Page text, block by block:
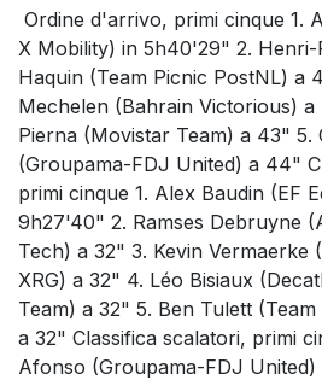
Ordine d'arrivo, primi cinque 1.
X Mobility) in 5h40'29" 2. Henri-
Haquin (Team Picnic PostNL) a
Mechelen (Bahrain Victorious)
Pierna (Movistar Team) a 43" 5.
(Groupama-FDJ United) a 44"
primi cinque 1. Alex Baudin (EF
9h27'40" 2. Ramses Debruyne
Tech) a 32" 3. Kevin Vermaerke
XRG) a 32" 4. Léo Bisiaux
Team) a 32" 5. Ben Tulett
a 32" Classifica scalatori, primi
Afonso (Groupama-FDJ United)